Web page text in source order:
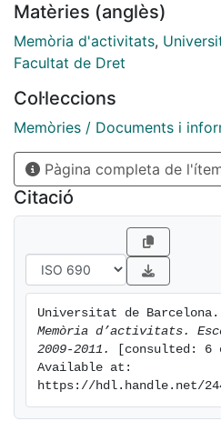
doctorat per cada curs
només s’ha inclòs informació
activitats de formació
Matèries (anglès)
Memòria d'activitats,
Facultat de Dret
Col·leccions
Memòries / Documents i
Pàgina completa de
Citació
Memòria d’activitats.
2009-2011.
[consulted: 6
Available at:
https://hdl.handle.net/